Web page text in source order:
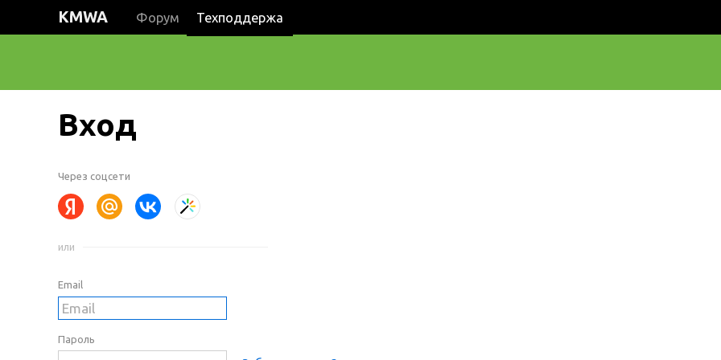
KMWA Форум Техподдержа
Вход
Через соцсети
или
Email
Пароль